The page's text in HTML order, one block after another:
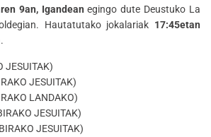
9an, Igandean egingo dute Deustuko La
Hautatutako jokalariak 17:45etan
JESUITAK)
JESUITAK)
LANDAKO)
JESUITAK)
JESUITAK)